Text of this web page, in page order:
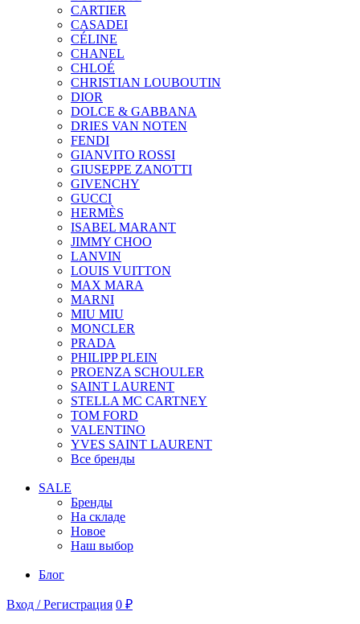
CARTIER
CASADEI
CÉLINE
CHANEL
CHLOÉ
CHRISTIAN LOUBOUTIN
DIOR
DOLCE & GABBANA
DRIES VAN NOTEN
FENDI
GIANVITO ROSSI
GIUSEPPE ZANOTTI
GIVENCHY
GUCCI
HERMÈS
ISABEL MARANT
JIMMY CHOO
LANVIN
LOUIS VUITTON
MAX MARA
MARNI
MIU MIU
MONCLER
PRADA
PHILIPP PLEIN
PROENZA SCHOULER
SAINT LAURENT
STELLA MC CARTNEY
TOM FORD
VALENTINO
YVES SAINT LAURENT
Все бренды
SALE
Бренды
На складе
Новое
Наш выбор
Блог
Вход / Регистрация 0 ₽